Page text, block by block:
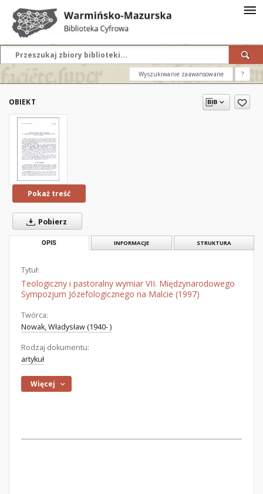
Wyszukiwanie zaawansowane ?
OBIEKT
Pokaż treść
Pobierz
OPIS INFORMACJE STRUKTURA
Tytuł:
Teologiczny i pastoralny wymiar VII. Międzynarodowego
Sympozjum Józefologicznego na Malcie (1997)
Twórca:
Nowak, Władysław (1940- )
Rodzaj dokumentu:
artykuł
Więcej